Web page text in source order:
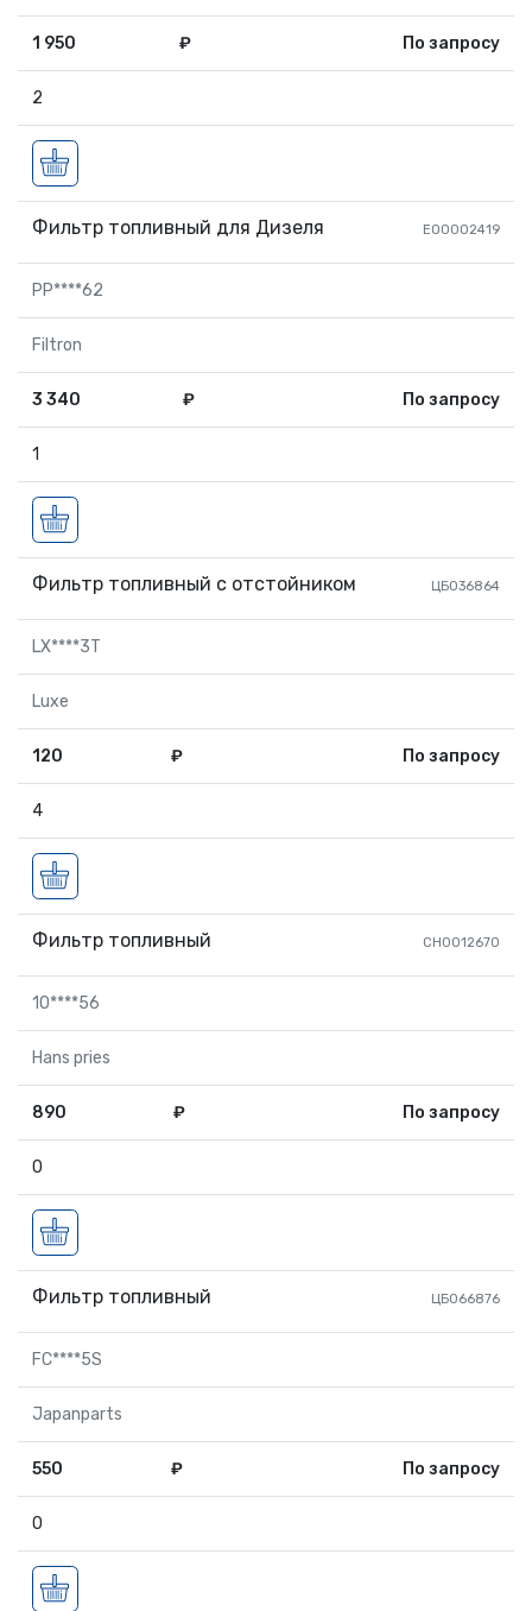
1 950 ₽ По запросу
2
Фильтр топливный для Дизеля EО0002419
PP****62
Filtron
3 340 ₽ По запросу
1
Фильтр топливный с отстойником ЦБ036864
LX****3T
Luxe
120 ₽ По запросу
4
Фильтр топливный СН0012670
10****56
Hans pries
890 ₽ По запросу
0
Фильтр топливный ЦБ066876
FC****5S
Japanparts
550 ₽ По запросу
0